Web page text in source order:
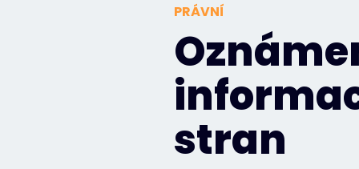
PRÁVNÍ
stran